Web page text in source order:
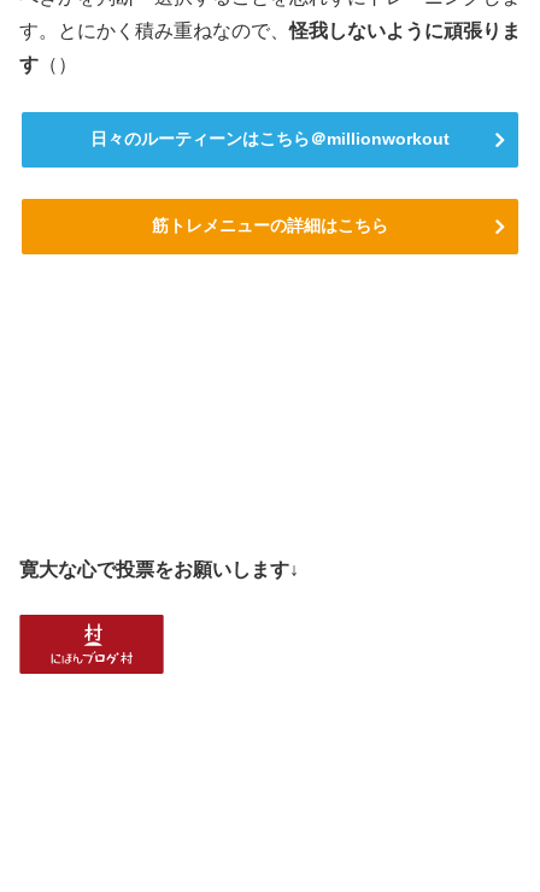
す。とにかく積み重ねなので、怪我しないように頑張りま
す （）
日々のルーティーンはこちら＠millionworkout
筋トレメニューの詳細はこちら
寛大な心で投票をお願いします↓